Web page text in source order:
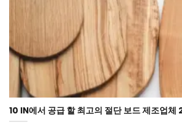
10 IN에서 공급 할 최고의 절단 보드 제조업체